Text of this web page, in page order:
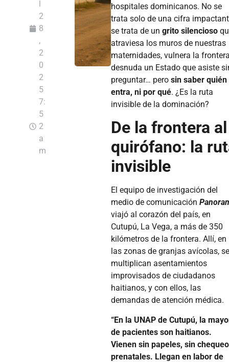
2
8
,
2
0
2
5
7:
5
2
a
m
hospitales dominicanos. No se
trata solo de una cifra
se trata de un grito silencioso
atraviesa los muros de nuestras
maternidades, vulnera la
desnuda un Estado que asiste
preguntar… pero sin saber quién
entra, ni por qué. ¿Es la ruta
invisible de la dominación?
De la frontera al
quirófano: la
invisible
El equipo de investigación del
medio de comunicación
viajó al corazón del país, en
Cutupú, La Vega, a más de 350
kilómetros de la frontera. Allí, en
las zonas de granjas avícolas, se
multiplican asentamientos
improvisados de ciudadanos
haitianos, y con ellos, las
demandas de atención médica.
“En la UNAP de Cutupú, la
de pacientes son haitianos.
Vienen sin papeles, sin
prenatales. Llegan en labor de